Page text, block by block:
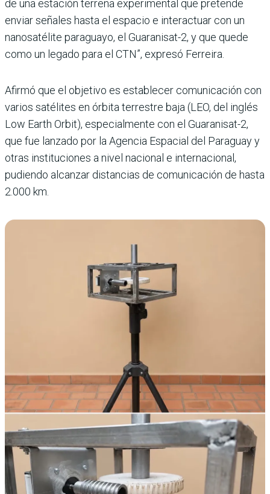
de una estación terrena experimental que pretende
enviar señales hasta el espacio e interactuar con un
nanosatélite paraguayo, el Guaranisat-2, y que quede
como un legado para el CTN”, expresó Ferreira.
Afirmó que el objetivo es establecer comunicación con
varios satélites en órbita terrestre baja (LEO, del inglés
Low Earth Orbit), especialmente con el Guaranisat-2,
que fue lanzado por la Agencia Espacial del Paraguay y
otras instituciones a nivel nacional e internacional,
pudiendo alcanzar distancias de comunicación de hasta
2.000 km.